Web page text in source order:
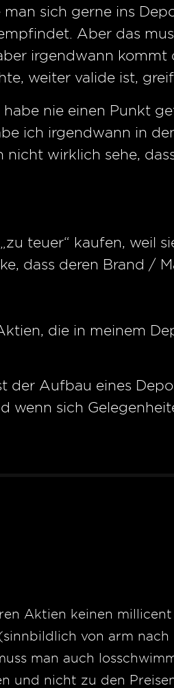
sich gerne ins
Aber das
irgendwann kommt
weiter valide ist,
nie einen Punkt
ich irgendwann in
wirklich sehe,
teuer“ kaufen, weil
dass deren Brand /
die in meinem
der Aufbau eines
wenn sich
Aktien keinen millicent
von arm
man auch
und nicht zu den